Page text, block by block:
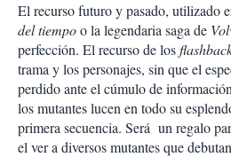
El recurso futuro y pasado, utilizado
del tiempoo la legendaria saga de
perfección. El recurso de los
trama y los personajes, sin que el
perdido ante el cúmulo de
los mutantes lucen en todo su
primera secuencia. Será un regalo
el ver a diversos mutantes que